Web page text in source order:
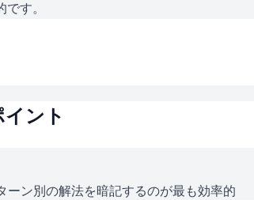
す。
ント
ン別の解法を暗記するのが最も効率的